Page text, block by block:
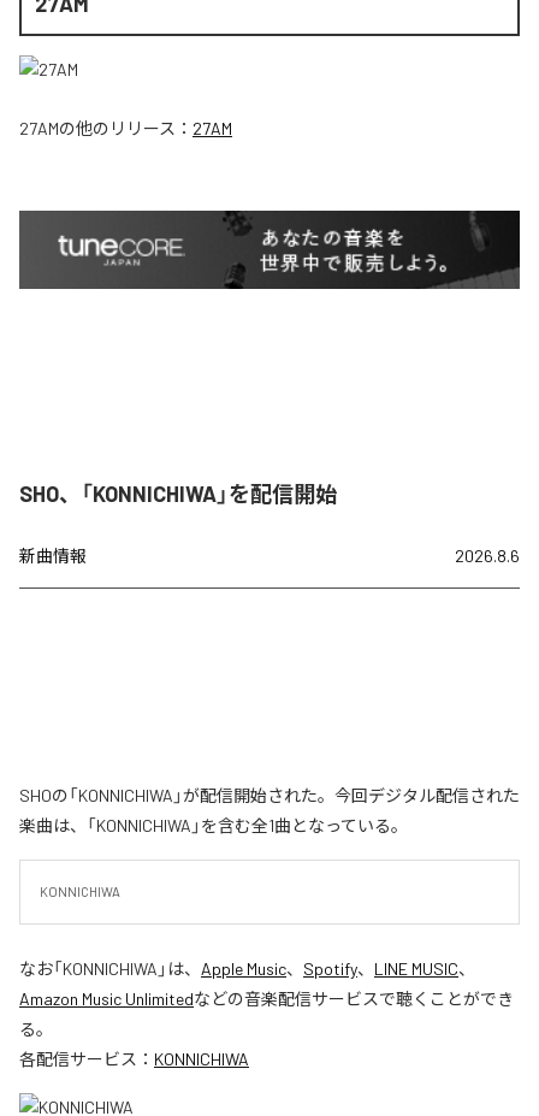
27AMの他のリリース： 27AM
SHO、「KONNICHIWA」を配信開始
新曲情報 2026.8.6
SHOの「KONNICHIWA」が配信開始された。今回デジタル配信された
楽曲は、「KONNICHIWA」を含む全1曲となっている。
KONNICHIWA
なお「KONNICHIWA 」は、 Apple Music、 Spotify、 LINE MUSIC、
Amazon Music Unlimitedなどの音楽配信サービスで聴くことができ
る。
各配信サービス： KONNICHIWA